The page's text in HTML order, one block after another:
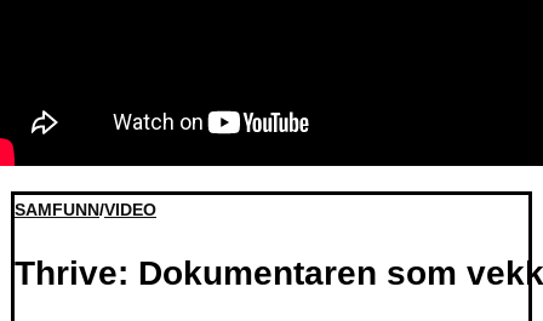
SAMFUNN/VIDEO
Thrive: Dokumentaren som